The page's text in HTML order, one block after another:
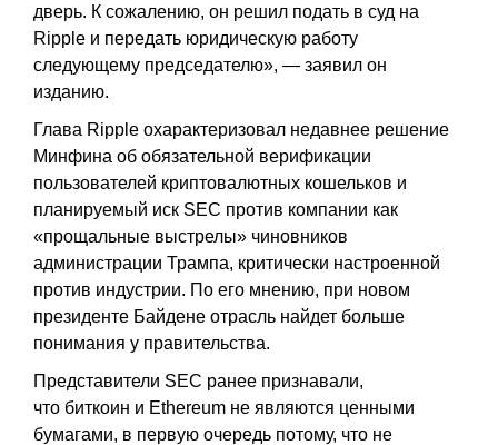
дверь. К сожалению, он решил подать в суд на
Ripple и передать юридическую работу
следующему председателю», — заявил он
изданию.
Глава Ripple охарактеризовал недавнее решение
Минфина об обязательной верификации
пользователей криптовалютных кошельков и
планируемый иск SEC против компании как
«прощальные выстрелы» чиновников
администрации Трампа, критически настроенной
против индустрии. По его мнению, при новом
президенте Байдене отрасль найдет больше
понимания у правительства.
Представители SEC ранее признавали,
что биткоин и Ethereum не являются ценными
бумагами, в первую очередь потому, что не